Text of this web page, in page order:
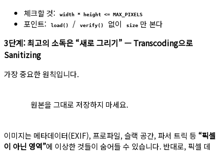
체크할 것:
width * height <= MAX_PIXELS
포인트: load() / verify() 없이 size 만 본다
3단계: 최고의 소독은 “새로 그리기” — Transcoding으로
Sanitizing
가장 중요한 원칙입니다.
원본을 그대로 저장하지 마세요.
이미지는 메타데이터(EXIF), 프로파일, 슬랙 공간, 파서 트릭 등 “픽셀
이 아닌 영역”에 이상한 것들이 숨어들 수 있습니다. 반대로, 픽셀 데